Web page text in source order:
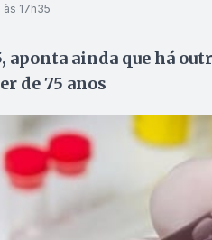
17h35
ainda que há
de 75 anos